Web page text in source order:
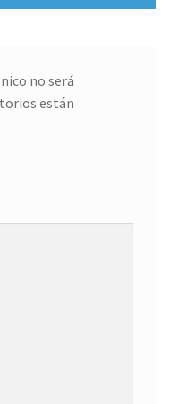
no será
están